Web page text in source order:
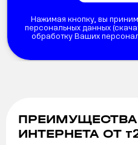
Нажимая кнопку, вы
персональных данных (
обработку Ваших
ИНТЕРНЕТА ОТ